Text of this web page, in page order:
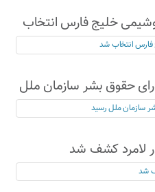
خلیج فارس انتخاب
حقوق بشر سازمان ملل